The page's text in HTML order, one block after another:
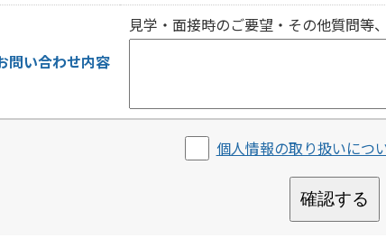
問い合わせ内容
見学・面接時のご要望・その他質問等
個人情報の取り扱いにつ
確認する